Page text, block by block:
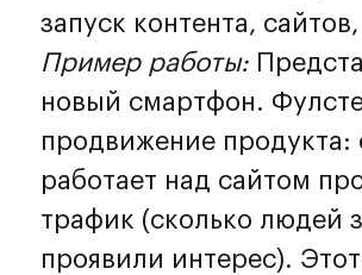
запуск контента,
Пример работы:
новый смартфон.
продвижение продукта:
работает над сайтом
трафик (сколько людей
проявили интерес).